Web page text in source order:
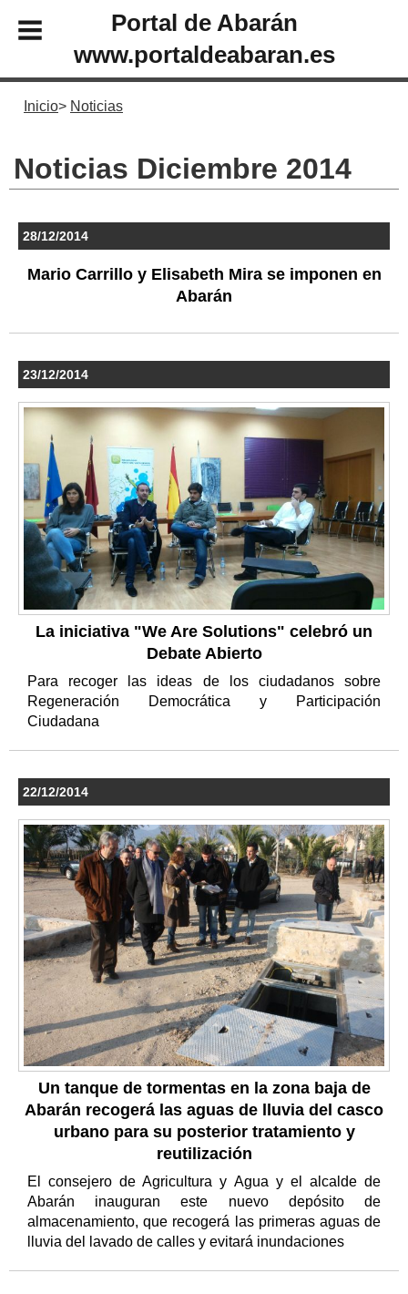
Portal de Abarán
www.portaldeabaran.es
Inicio Noticias
Noticias Diciembre 2014
28/12/2014
Mario Carrillo y Elisabeth Mira se imponen en
Abarán
23/12/2014
La iniciativa "We Are Solutions" celebró un
Debate Abierto
Para recoger las ideas de los ciudadanos sobre
Regeneración Democrática y Participación
Ciudadana
22/12/2014
Un tanque de tormentas en la zona baja de
Abarán recogerá las aguas de lluvia del casco
urbano para su posterior tratamiento y
reutilización
El consejero de Agricultura y Agua y el alcalde de
Abarán inauguran este nuevo depósito de
almacenamiento, que recogerá las primeras aguas de
lluvia del lavado de calles y evitará inundaciones